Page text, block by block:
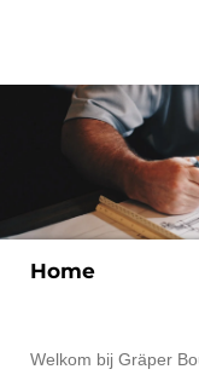
hoofdinhoud
Home
Welkom bij Gräper